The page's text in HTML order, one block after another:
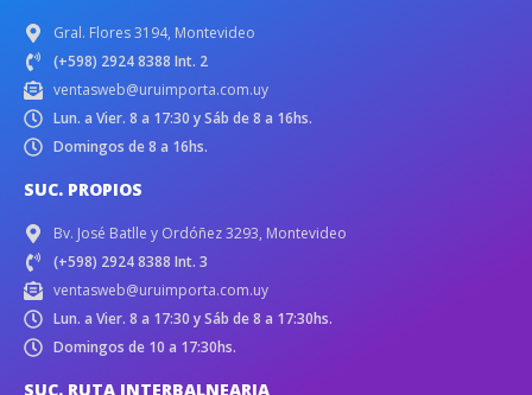
Gral. Flores 3194, Montevideo
(+598) 2924 8388 Int. 2
ventasweb@uruimporta.com.uy
Lun. a Vier. 8 a 17:30 y Sáb de 8 a 16hs.
Domingos de 8 a 16hs.
SUC. PROPIOS
Bv. José Batlle y Ordóñez 3293, Montevideo
(+598) 2924 8388 Int. 3
ventasweb@uruimporta.com.uy
Lun. a Vier. 8 a 17:30 y Sáb de 8 a 17:30hs.
Domingos de 10 a 17:30hs.
SUC. RUTA INTERBALNEARIA